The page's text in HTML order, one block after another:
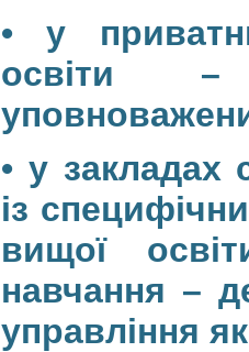
• у
освіти
• у закладах
із
вищої
навчання –
управління